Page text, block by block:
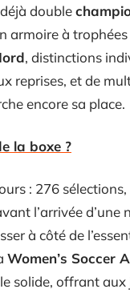
double
armoire à
, distinctions
reprises, et de
encore sa place.
la boxe ?
: 276
l’arrivée d’une
à côté de
Women’s Soccer
solide, offrant aux